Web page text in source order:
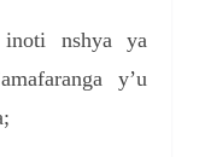
nshya ya
y’u